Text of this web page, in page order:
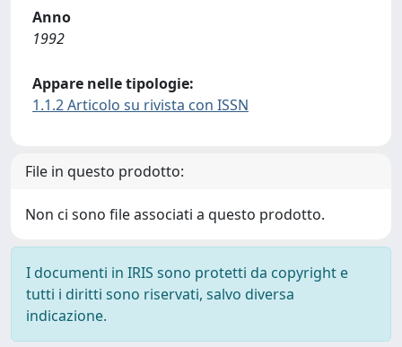
Anno
1992
Appare nelle tipologie:
1.1.2 Articolo su rivista con ISSN
File in questo prodotto:
Non ci sono file associati a questo prodotto.
I documenti in IRIS sono protetti da copyright e
tutti i diritti sono riservati, salvo diversa
indicazione.